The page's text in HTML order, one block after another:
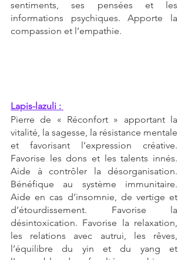
sentiments, ses pensées et les
informations psychiques. Apporte la
compassion et l’empathie.
Lapis-lazuli :
Pierre de « Réconfort » apportant la
vitalité, la sagesse, la résistance mentale
et favorisant l’expression créative.
Favorise les dons et les talents innés.
Aide à contrôler la désorganisation.
Bénéfique au système immunitaire.
Aide en cas d’insomnie, de vertige et
d’étourdissement. Favorise la
désintoxication. Favorise la relaxation,
les relations avec autrui, les rêves,
l’équilibre du yin et du yang et